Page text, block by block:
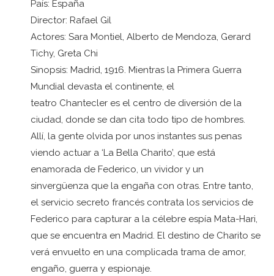
País: España
Director: Rafael Gil
Actores: Sara Montiel, Alberto de Mendoza, Gerard
Tichy, Greta Chi
Sinopsis: Madrid, 1916. Mientras la Primera Guerra
Mundial devasta el continente, el
teatro Chantecler es el centro de diversión de la
ciudad, donde se dan cita todo tipo de hombres.
Allí, la gente olvida por unos instantes sus penas
viendo actuar a ‘La Bella Charito’, que está
enamorada de Federico, un vividor y un
sinvergüenza que la engaña con otras. Entre tanto,
el servicio secreto francés contrata los servicios de
Federico para capturar a la célebre espía Mata-Hari,
que se encuentra en Madrid. El destino de Charito se
verá envuelto en una complicada trama de amor,
engaño, guerra y espionaje.